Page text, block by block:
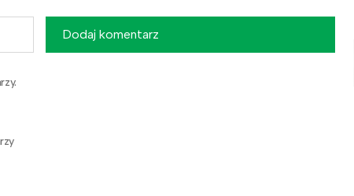
Dodaj komentarz